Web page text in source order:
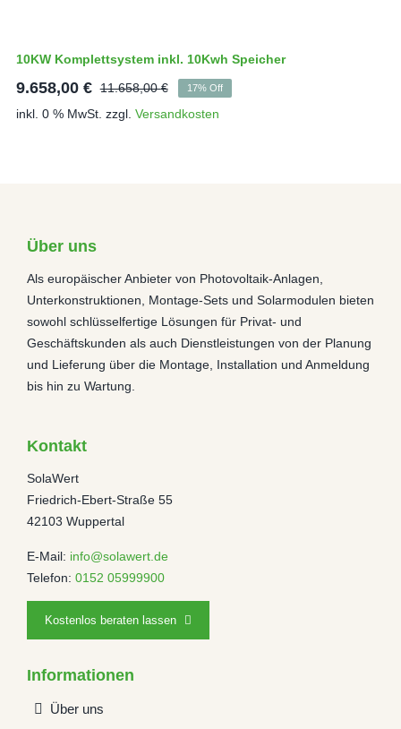
10KW Komplettsystem inkl. 10Kwh Speicher
11.658,00€
Ursprünglicher
Preis
9.658,00 €
Aktueller
Preis
17% Off
inkl. 0 % MwSt. zzgl. Versandkosten
Über uns
Als europäischer Anbieter von Photovoltaik-Anlagen,
Unterkonstruktionen, Montage-Sets und Solarmodulen bieten
sowohl schlüsselfertige Lösungen für Privat- und
Geschäftskunden als auch Dienstleistungen von der Planung
und Lieferung über die Montage, Installation und Anmeldung
bis hin zu Wartung.
Informationen
Über uns
Kontakt
SolaWert
Friedrich-Ebert-Straße 55
42103 Wuppertal
E-Mail: info@solawert.de
Telefon: 0152 05999900
Kostenlos beraten lassen